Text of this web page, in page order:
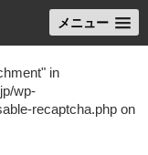
メニュー
in
wp-
recaptcha.php on